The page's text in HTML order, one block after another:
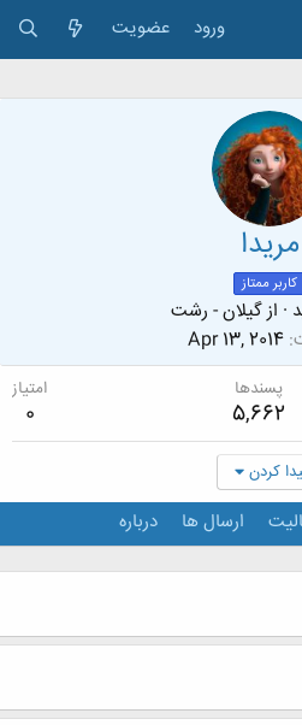
ورود عضویت
مریدا
کاربر ممتاز
· ازگیلان - رشت
Apr 13, 2014
پسندها
5,662
امتیاز
0
کردن
ارسال ها درباره